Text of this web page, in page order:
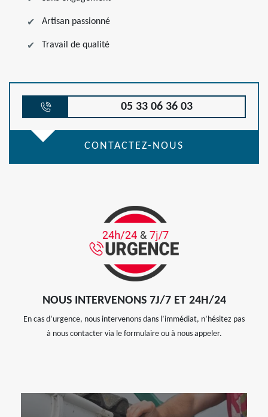
Artisan passionné
Travail de qualité
05 33 06 36 03
CONTACTEZ-NOUS
NOUS INTERVENONS 7J/7 ET 24H/24
En cas d’urgence, nous intervenons dans l’immédiat, n’hésitez pas
à nous contacter via le formulaire ou à nous appeler.